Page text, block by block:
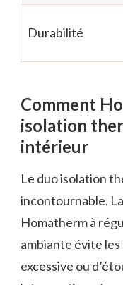
Durabilité
Comment
isolation
intérieur
Le duo isolation
incontournable.
Homatherm à
ambiante évite
excessive ou